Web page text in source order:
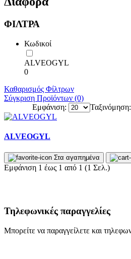
ΦΙΛΤΡΑ
Κωδικοί
ALVEOGYL
0
Καθαρισμός Φίλτρων
Σύγκριση Προϊόντων (0)
Ταξινόμηση:
Εμφάνιση:
ALVEOGYL
Στα αγαπημένα
Εμφάνιση 1 έως 1 από 1 (1 Σελ.)
Τηλεφωνικές παραγγελίες
Μπορείτε να παραγγείλετε και